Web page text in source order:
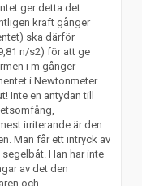
ger detta det
kraft gånger
ska därför
n/s2) för att ge
i m gånger
i Newtonmeter
Inte en antydan till
irriterande är den
Man får ett intryck av
Han har inte
av det den
och